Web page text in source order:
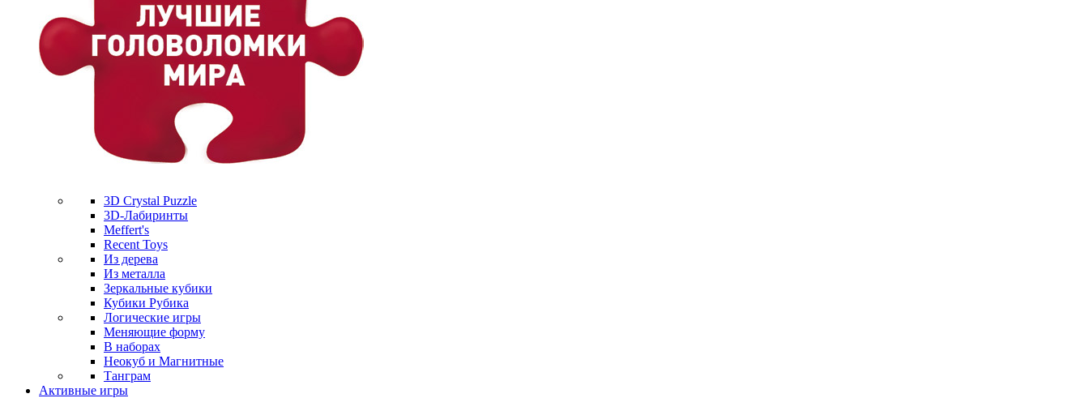
3D Crystal Puzzle
3D-Лабиринты
Meffert's
Recent Toys
Из дерева
Из металла
Зеркальные кубики
Кубики Рубика
Логические игры
Меняющие форму
В наборах
Неокуб и Магнитные
Танграм
Активные игры